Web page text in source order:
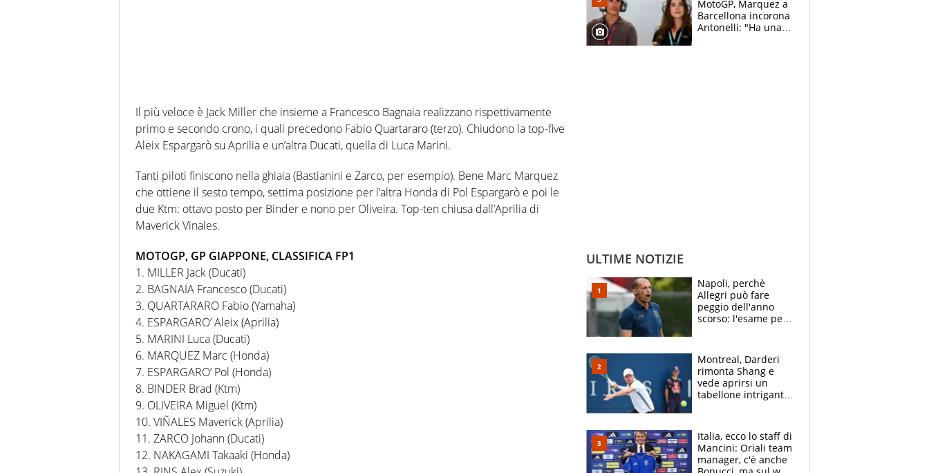
Il più veloce è Jack Miller che insieme a Francesco Bagnaia realizzano rispettivamente
primo e secondo crono, i quali precedono Fabio Quartararo (terzo). Chiudono la top-five
Aleix Espargarò su Aprilia e un’altra Ducati, quella di Luca Marini.
Tanti piloti finiscono nella ghiaia (Bastianini e Zarco, per esempio). Bene Marc Marquez
che ottiene il sesto tempo, settima posizione per l’altra Honda di Pol Espargarò e poi le
due Ktm: ottavo posto per Binder e nono per Oliveira. Top-ten chiusa dall’Aprilia di
Maverick Vinales.
MOTOGP, GP GIAPPONE, CLASSIFICA FP1
1. MILLER Jack (Ducati)
2. BAGNAIA Francesco (Ducati)
3. QUARTARARO Fabio (Yamaha)
4. ESPARGARO’ Aleix (Aprilia)
5. MARINI Luca (Ducati)
6. MARQUEZ Marc (Honda)
7. ESPARGARO’ Pol (Honda)
8. BINDER Brad (Ktm)
9. OLIVEIRA Miguel (Ktm)
10. VIÑALES Maverick (Aprilia)
11. ZARCO Johann (Ducati)
12. NAKAGAMI Takaaki (Honda)
MotoGP, Marquez a
Barcellona incorona
Antonelli: "Ha una
ULTIME NOTIZIE
Napoli, perchè
Allegri può fare
peggio dell'anno
scorso: l'esame per
Monopoly
Montreal, Darderi
rimonta Shang e
vede aprirsi un
tabellone intrigante:
felice del mio livello"
Italia, ecco lo staff di
Mancini: Oriali team
manager, c'è anche